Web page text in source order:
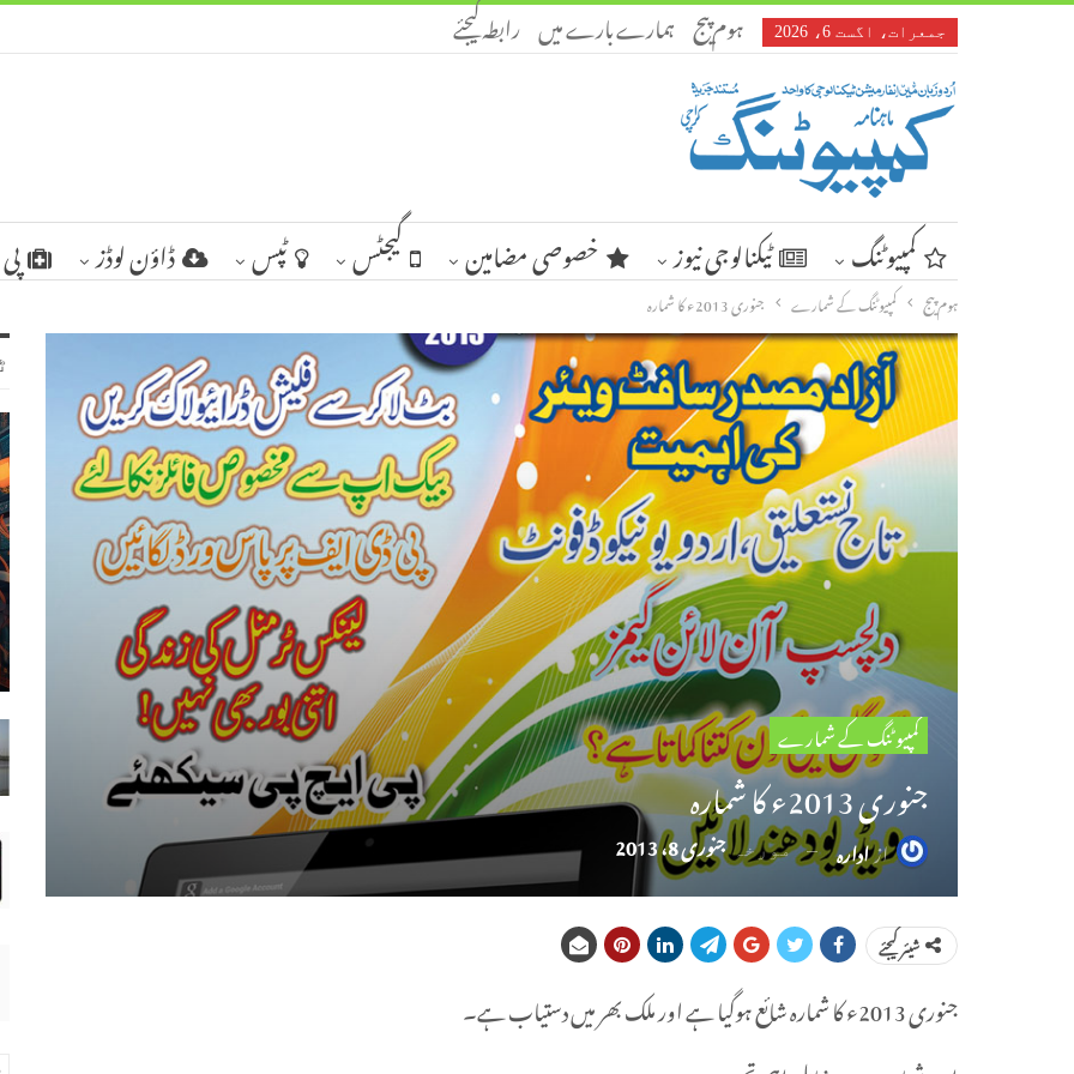
جمعرات، اگست 6، 2026 ہوم پیج ہمارے بارے میں رابطہ کیجئے
کمپیوٹنگ ٹیکنالوجی نیوز خصوصی مضامین گیجٹس ٹپس ڈاؤن لوڈز
ہوم پیج کمپیوٹنگ کے شمارے جنوری 2013ء کا شمارہ
کمپیوٹنگ کے شمارے
جنوری 2013ء کا شمارہ
ازادارہ مورخہجنوری 8، 2013
شیئر کیجئے
جنوری 2013ء کا شمارہ شائع ہوگیا ہے اور ملک بھر میں دستیاب ہے۔